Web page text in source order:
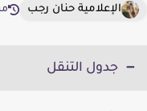
الإعلامية حنان رجب
جدول التنقل